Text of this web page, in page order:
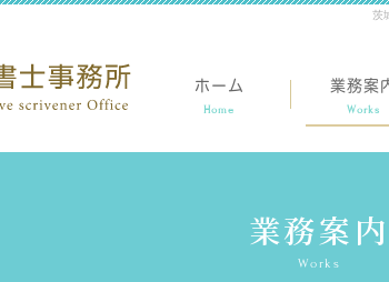
茨
ホーム
Home
業務案
Works
業務案内
Works